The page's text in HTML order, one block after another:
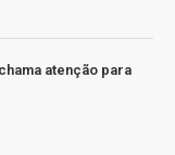
atenção para